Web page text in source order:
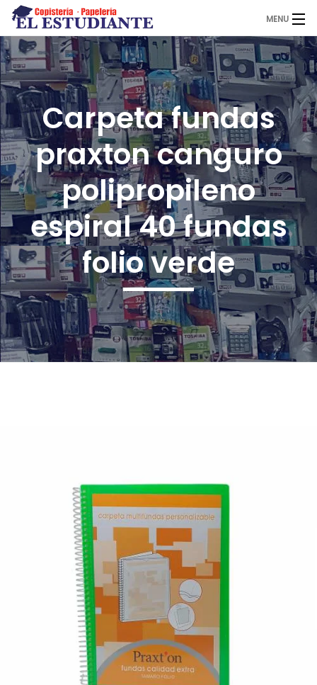
MENU
El Estudiante
Copistería
Papelería
Servicios
Novedades
¿Quiénes Somos?
¡Imprimir!
Carpeta fundas
praxton canguro
polipropileno
espiral 40 fundas
folio verde